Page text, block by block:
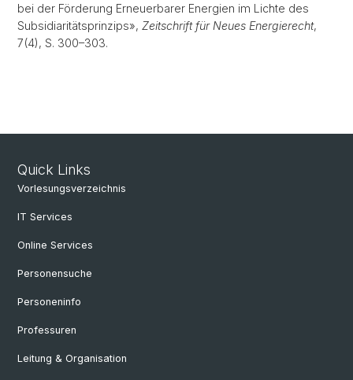
bei der Förderung Erneuerbarer Energien im Lichte des
Subsidiaritätsprinzips», Zeitschrift für Neues Energierecht,
7(4), S. 300–303.
Quick Links
Vorlesungsverzeichnis
IT Services
Online Services
Personensuche
Personeninfo
Professuren
Leitung & Organisation